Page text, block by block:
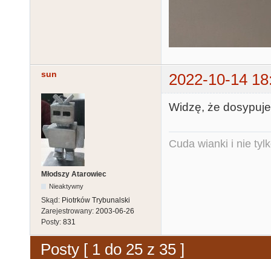
sun 2022-10-14
Młodszy Atarowiec
Nieaktywny
Skąd: Piotrków Trybunalski
Zarejestrowany: 2003-06-26
Posty: 831
Widzę, że
Cuda wianki i nie
Posty [ 1 do 25 z 35 ]